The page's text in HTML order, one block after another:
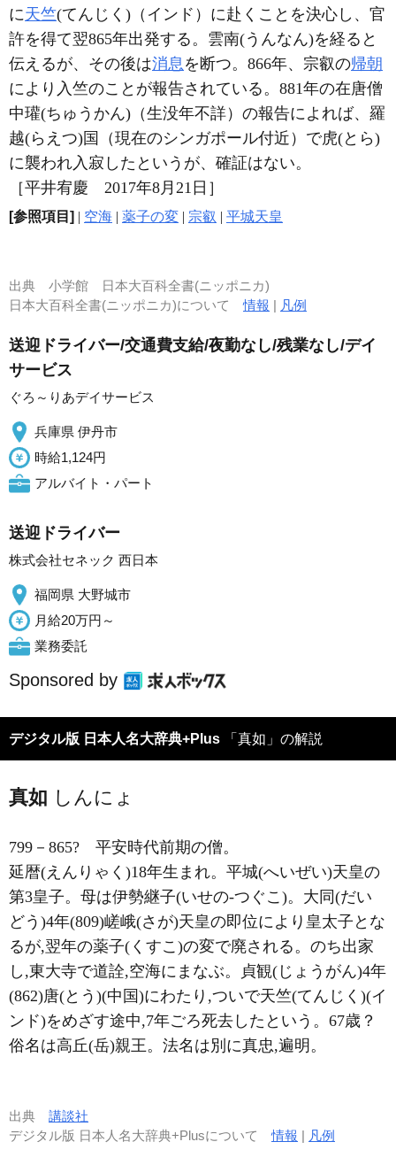
に天竺(てんじく)（インド）に赴くことを決心し、官
許を得て翌865年出発する。雲南(うんなん)を経ると
伝えるが、その後は消息を断つ。866年、宗叡の帰朝
により入竺のことが報告されている。881年の在唐僧
中瓘(ちゅうかん)（生没年不詳）の報告によれば、羅
越(らえつ)国（現在のシンガポール付近）で虎(とら)
に襲われ入寂したというが、確証はない。
［平井宥慶 2017年8月21日］
[参照項目] | 空海 | 薬子の変 | 宗叡 | 平城天皇
出典 小学館 日本大百科全書(ニッポニカ)
日本大百科全書(ニッポニカ)について情報 | 凡例
送迎ドライバー/交通費支給/夜勤なし/残業なし/デイ
サービス
ぐろ～りあデイサービス
兵庫県 伊丹市
時給1,124円
アルバイト・パート
送迎ドライバー
株式会社セネック 西日本
福岡県 大野城市
月給20万円～
業務委託
Sponsored by
デジタル版 日本人名大辞典+Plus 「真如」の解説
真如 しんにょ
799－865? 平安時代前期の僧。
延暦(えんりゃく)18年生まれ。平城(へいぜい)天皇の
第3皇子。母は伊勢継子(いせの-つぐこ)。大同(だい
どう)4年(809)嵯峨(さが)天皇の即位により皇太子とな
るが,翌年の薬子(くすこ)の変で廃される。のち出家
し,東大寺で道詮,空海にまなぶ。貞観(じょうがん)4年
(862)唐(とう)(中国)にわたり,ついで天竺(てんじく)(イ
ンド)をめざす途中,7年ごろ死去したという。67歳？
俗名は高丘(岳)親王。法名は別に真忠,遍明。
出典 講談社
デジタル版 日本人名大辞典+Plusについて情報 | 凡例